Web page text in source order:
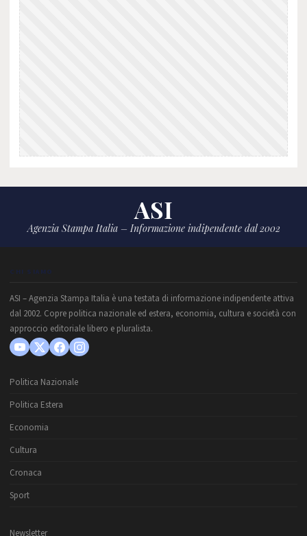
ASI
Agenzia Stampa Italia – Informazione indipendente dal 2002
CHI SIAMO
ASI – Agenzia Stampa Italia è una testata di informazione indipendente attiva
dal 2002. Copre politica nazionale ed estera, economia, cultura e società con
approccio editoriale libero e pluralista.
Politica Nazionale
Politica Estera
Economia
Cultura
Cronaca
Sport
Newsletter